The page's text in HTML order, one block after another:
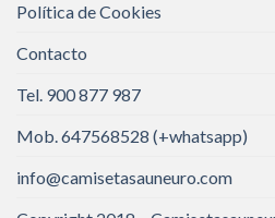
Política de Cookies
Contacto
Tel. 900 877 987
Mob. 647568528 (+whatsapp)
info@camisetasauneuro.com